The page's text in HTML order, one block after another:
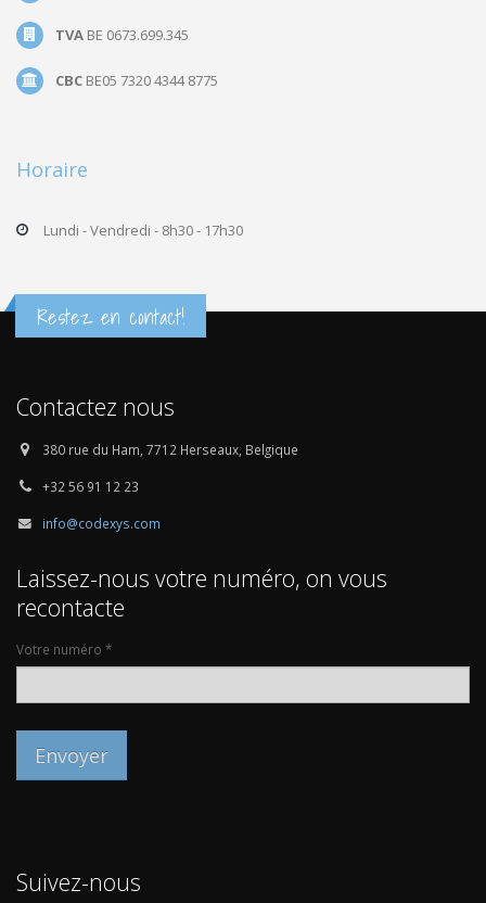
TVA BE 0673.699.345
CBC BE05 7320 4344 8775
Horaire
Lundi - Vendredi - 8h30 - 17h30
Restez en contact!
Contactez nous
380 rue du Ham, 7712 Herseaux, Belgique
+32 56 91 12 23
info@codexys.com
Laissez-nous votre numéro, on vous
recontacte
Votre numéro *
Suivez-nous